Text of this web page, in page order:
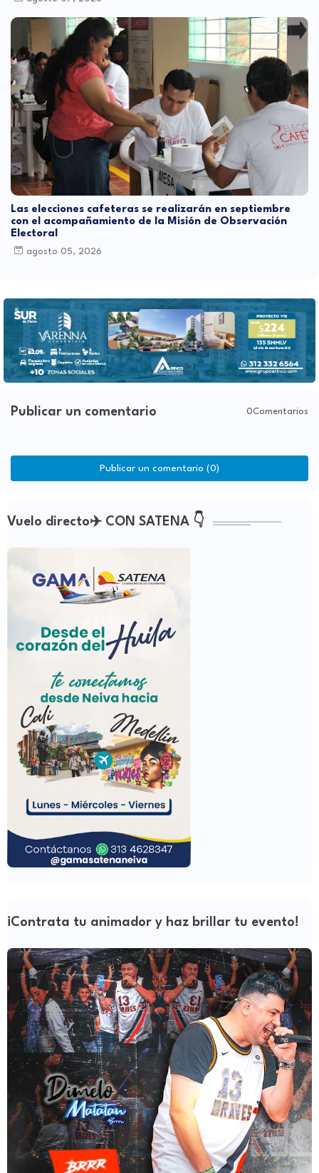
Las elecciones cafeteras se realizarán en septiembre
con el acompañamiento de la Misión de Observación
Electoral
agosto 05, 2026
Publicar un comentario 0Comentarios
Publicar un comentario (0)
Vuelo directo✈️ CON SATENA 👇
¡Contrata tu animador y haz brillar tu evento!